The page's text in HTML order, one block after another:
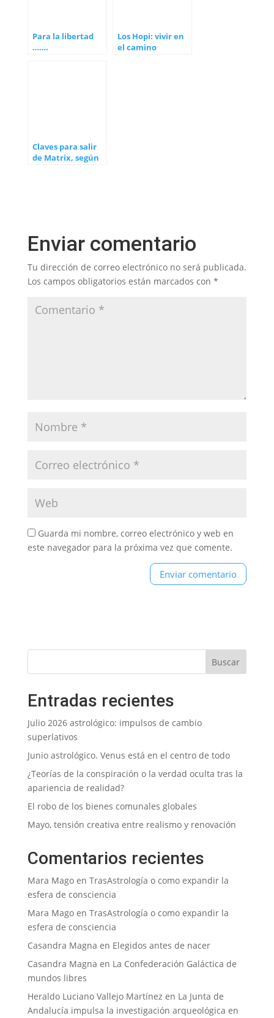
Para la libertad
…….
Los Hopi: vivir en
el camino
Claves para salir
de Matrix, según
Enviar comentario
Tu dirección de correo electrónico no será publicada.
Los campos obligatorios están marcados con *
Guarda mi nombre, correo electrónico y web en
este navegador para la próxima vez que comente.
Entradas recientes
Julio 2026 astrológico: impulsos de cambio
superlativos
Junio astrológico. Venus está en el centro de todo
¿Teorías de la conspiración o la verdad oculta tras la
apariencia de realidad?
El robo de los bienes comunales globales
Mayo, tensión creativa entre realismo y renovación
Comentarios recientes
Mara Magoen TrasAstrología o como expandir la
esfera de consciencia
Mara Magoen TrasAstrología o como expandir la
esfera de consciencia
Casandra Magna en Elegidos antes de nacer
Casandra Magna en La Confederación Galáctica de
mundos libres
Heraldo Luciano Vallejo Martínez en La Junta de
Andalucía impulsa la investigación arqueológica en